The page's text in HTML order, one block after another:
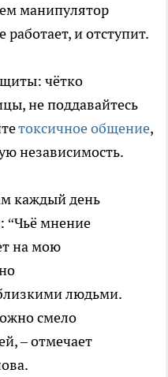
манипулятор
работает, и отступит.
чётко
не поддавайтесь
токсичное общение,
независимость.
каждый день
“Чьё мнение
на мою
людьми.
смело
– отмечает